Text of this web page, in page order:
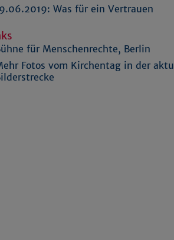
Was für ein Vertrauen
für Menschenrechte, Berlin
Fotos vom Kirchentag in der